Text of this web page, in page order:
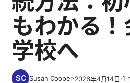
もわかる
学校へ
Susan Cooper·2026年4月14日·1